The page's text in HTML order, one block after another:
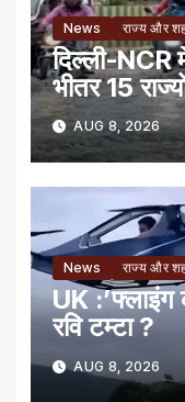
News राज्य और
दिल्ली-NCR
भीतर 15
AUG 8, 2026
News राज्य और
UK :’फ्लाइंग
रवि टम्टा ?
AUG 8, 2026